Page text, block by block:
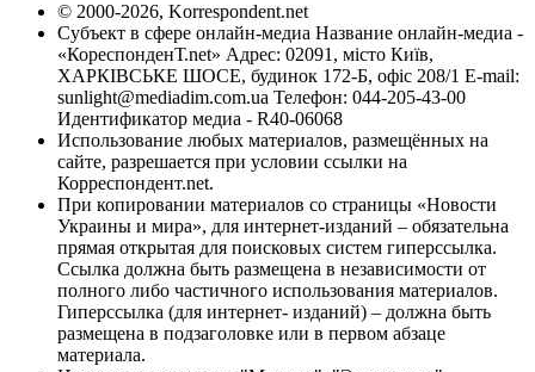
© 2000-2026, Korrespondent.net
Субъект в сфере онлайн-медиа Название онлайн-медиа -
«КореспонденТ.net» Адрес: 02091, місто Київ,
ХАРКІВСЬКЕ ШОСЕ, будинок 172-Б, офіс 208/1 E-mail:
sunlight@mediadim.com.ua Телефон: 044-205-43-00
Идентификатор медиа - R40-06068
Использование любых материалов, размещённых на
сайте, разрешается при условии ссылки на
Корреспондент.net.
При копировании материалов со страницы «Новости
Украины и мира», для интернет-изданий – обязательна
прямая открытая для поисковых систем гиперссылка.
Ссылка должна быть размещена в независимости от
полного либо частичного использования материалов.
Гиперссылка (для интернет- изданий) – должна быть
размещена в подзаголовке или в первом абзаце
материала.